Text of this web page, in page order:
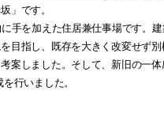
」です。
手を加えた住居兼仕事場です。
目指し、既存を大きく改変せず
案しました。そして、新旧の一体
行いました。